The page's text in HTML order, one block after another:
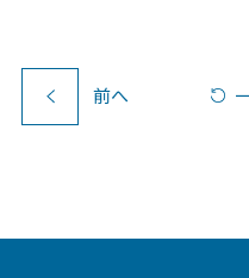
前へ